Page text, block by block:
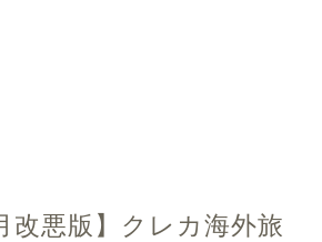
改悪版】クレカ海外旅